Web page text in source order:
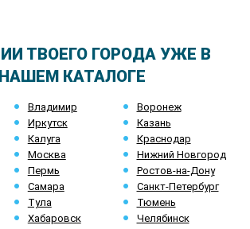
ТВОЕГО ГОРОДА УЖЕ В
НАШЕМ КАТАЛОГЕ
Владимир
Воронеж
Иркутск
Казань
Калуга
Краснодар
Москва
Нижний Новгород
Пермь
Ростов-на-Дону
Самара
Санкт-Петербург
Тула
Тюмень
Хабаровск Челябинск